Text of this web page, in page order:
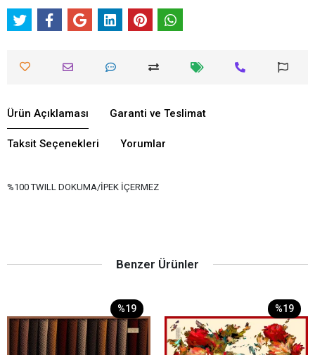
Ürün Açıklaması Garanti ve Teslimat
Taksit Seçenekleri Yorumlar
%100 TWILL DOKUMA/İPEK İÇERMEZ
Benzer Ürünler
%19 %19